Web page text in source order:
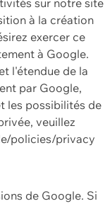
sur notre site
à la création
exercer ce
à Google.
l'étendue de la
par Google,
les possibilités de
veuillez
policies/privacy
de Google. Si